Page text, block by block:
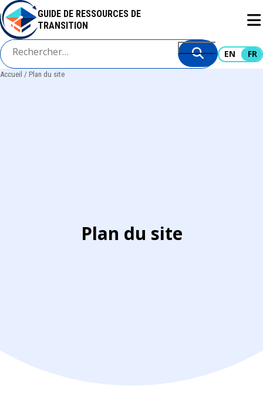
Aller
au
contenu
principal
GUIDE DE RESSOURCES DE
TRANSITION
EN FR
Accueil Plan du site
Plan du site